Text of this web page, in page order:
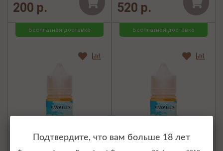
200 р. 520 р.
Бесплатная доставка Бесплатная доставка
Подтвердите, что вам больше 18 лет